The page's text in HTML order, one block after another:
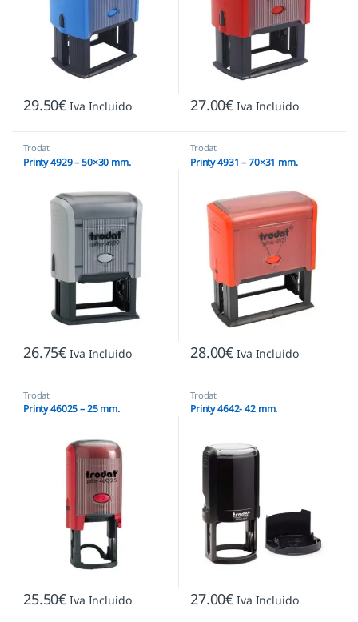
29.50€ Iva Incluido 27.00€ Iva Incluido
Trodat
Printy 4929 – 50×30 mm.
26.75€ Iva Incluido
Trodat
Printy 4931 – 70×31 mm.
28.00€ Iva Incluido
Trodat
Printy 46025 – 25 mm.
25.50€ Iva Incluido
Trodat
Printy 4642- 42 mm.
27.00€ Iva Incluido